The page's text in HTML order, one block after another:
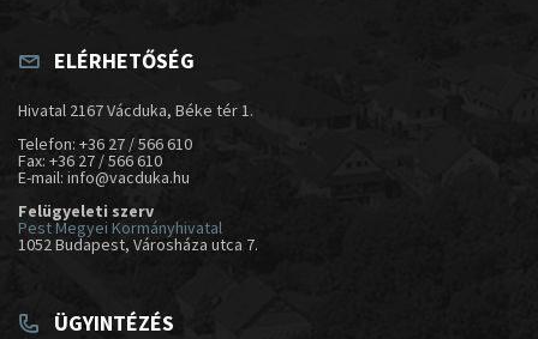
ELÉRHETŐSÉG
Hivatal 2167 Vácduka, Béke tér 1.
Telefon: +36 27 / 566 610
Fax: +36 27 / 566 610
E-mail: info@vacduka.hu
Felügyeleti szerv
Pest Megyei Kormányhivatal
1052 Budapest, Városháza utca 7.
ÜGYINTÉZÉS